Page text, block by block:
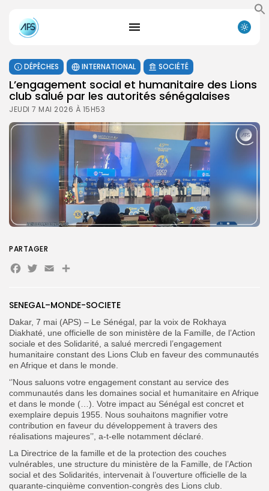
Search
Button
FR
DÉPÊCHES INTERNATIONAL SOCIÉTÉ
L’engagement social et humanitaire des Lions
club salué par les autorités sénégalaises
JEUDI 7 MAI 2026 À 15H53
SENEGAL–MONDE-SOCIETE
Dakar, 7 mai (APS) – Le Sénégal, par la voix de Rokhaya
Diakhaté, une officielle de son ministère de la Famille, de l’Action
sociale et des Solidarité, a salué mercredi l’engagement
humanitaire constant des Lions Club en faveur des communautés
en Afrique et dans le monde.
‘’Nous saluons votre engagement constant au service des
communautés dans les domaines social et humanitaire en Afrique
et dans le monde (…). Votre impact au Sénégal est concret et
exemplaire depuis 1955. Nous souhaitons magnifier votre
contribution en faveur du développement à travers des
réalisations majeures’’, a-t-elle notamment déclaré.
La Directrice de la famille et de la protection des couches
vulnérables, une structure du ministère de la Famille, de l’Action
social et des Solidarités, intervenait à l’ouverture officielle de la
quarante-cinquième convention-congrès des Lions club.
PARTAGER
Facebook
Twitter
EmailPartager